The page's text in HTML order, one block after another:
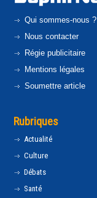
Qui sommes-nous ?
Nous contacter
Régie publicitaire
Mentions légales
Soumettre article
Rubriques
Actualité
Culture
Débats
Santé